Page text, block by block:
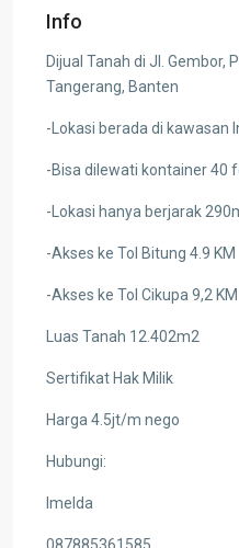
Info
Dijual Tanah di Jl. Gembor,
Tangerang, Banten
-Lokasi berada di kawasan
-Bisa dilewati kontainer 40
-Lokasi hanya berjarak
-Akses ke Tol Bitung 4.9 KM
-Akses ke Tol Cikupa 9,2 KM
Luas Tanah 12.402m2
Sertifikat Hak Milik
Harga 4.5jt/m nego
Hubungi:
Imelda
087885361585